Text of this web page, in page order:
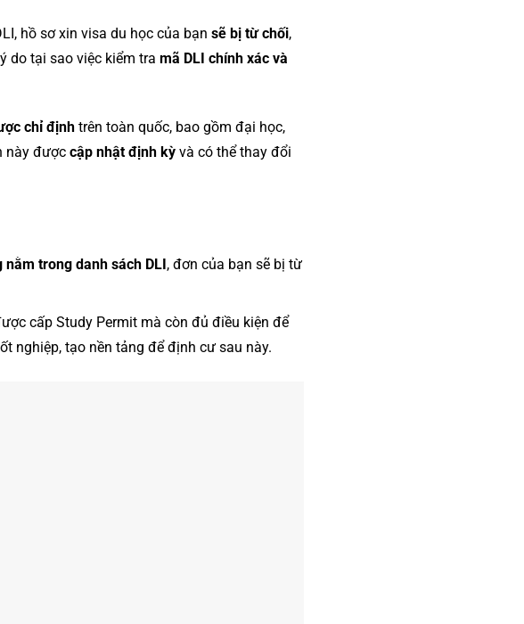
hồ sơ xin visa du học của bạn sẽ bị từ chối,
do tại sao việc kiểm tra mã DLI chính xác và
chỉ định trên toàn quốc, bao gồm đại học,
này được cập nhật định kỳ và có thể thay đổi
trong danh sách DLI, đơn của bạn sẽ bị từ
cấp Study Permit mà còn đủ điều kiện để
nghiệp, tạo nền tảng để định cư sau này.